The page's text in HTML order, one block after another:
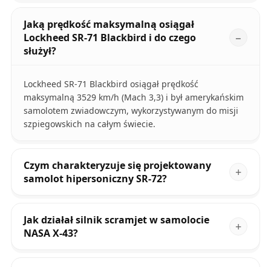
Jaką prędkość maksymalną osiągał
Lockheed SR-71 Blackbird i do czego
służył?
Lockheed SR-71 Blackbird osiągał prędkość
maksymalną 3529 km/h (Mach 3,3) i był amerykańskim
samolotem zwiadowczym, wykorzystywanym do misji
szpiegowskich na całym świecie.
Czym charakteryzuje się projektowany
samolot hipersoniczny SR-72?
Jak działał silnik scramjet w samolocie
NASA X-43?